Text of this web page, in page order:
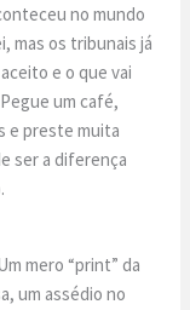
no mundo
mas os tribunais já
e o que vai
um café,
e preste muita
ser a diferença
mero “print” da
um assédio no